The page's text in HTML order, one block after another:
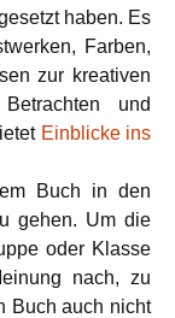
haben. Es
Farben,
zur kreativen
und
Einblicke ins
Buch in den
gehen. Um die
oder Klasse
nach, zu
Buch auch nicht